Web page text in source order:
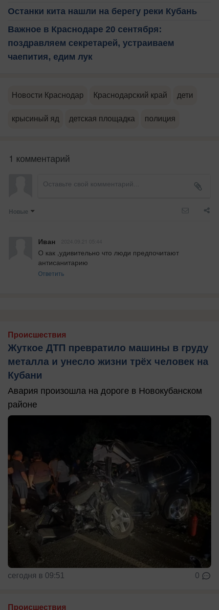
Останки кита нашли на берегу реки Кубань
Важное в Краснодаре 20 сентября:
поздравляем секретарей, устраиваем
чаепития, едим лук
Новости Краснодар Краснодарский край дети
крысиный яд детская площадка полиция
1 комментарий
Новые
Иван
О как ,удивительно что люди предпочитают
антисанитарию
Ответить
Происшествия
Жуткое ДТП превратило машины в груду
металла и унесло жизни трёх человек на
Кубани
Авария произошла на дороге в Новокубанском
районе
сегодня в 09:51 0
Происшествия